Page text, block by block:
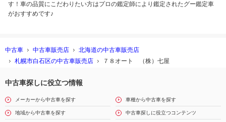
す！車の品質にこだわりたい方はプロの鑑定師により鑑定されたグー鑑定車
がおすすめです♪
中古車 中古車販売店
北海道の中古車販売店
札幌市白石区の中古車販売店
７８オート （株）七屋
中古車探しに役立つ情報
メーカーから中古車を探す 車種から中古車を探す
地域から中古車を探す 中古車探しに役立つコンテンツ